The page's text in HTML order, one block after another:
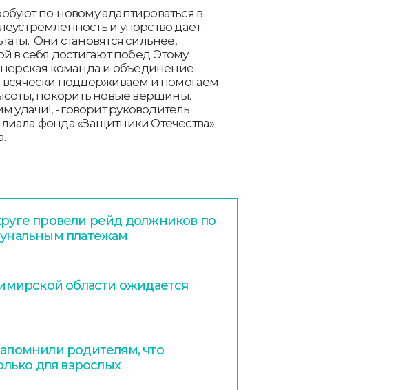
по-новому адаптироваться в
и упорство дает
Они становятся сильнее,
в себя достигают побед. Этому
команда и объединение
поддерживаем и помогаем
покорить новые вершины.
удачи!, - говорит руководитель
фонда «Защитники Отечества»
провели рейд должников по
платежам
области ожидается
родителям, что
для взрослых